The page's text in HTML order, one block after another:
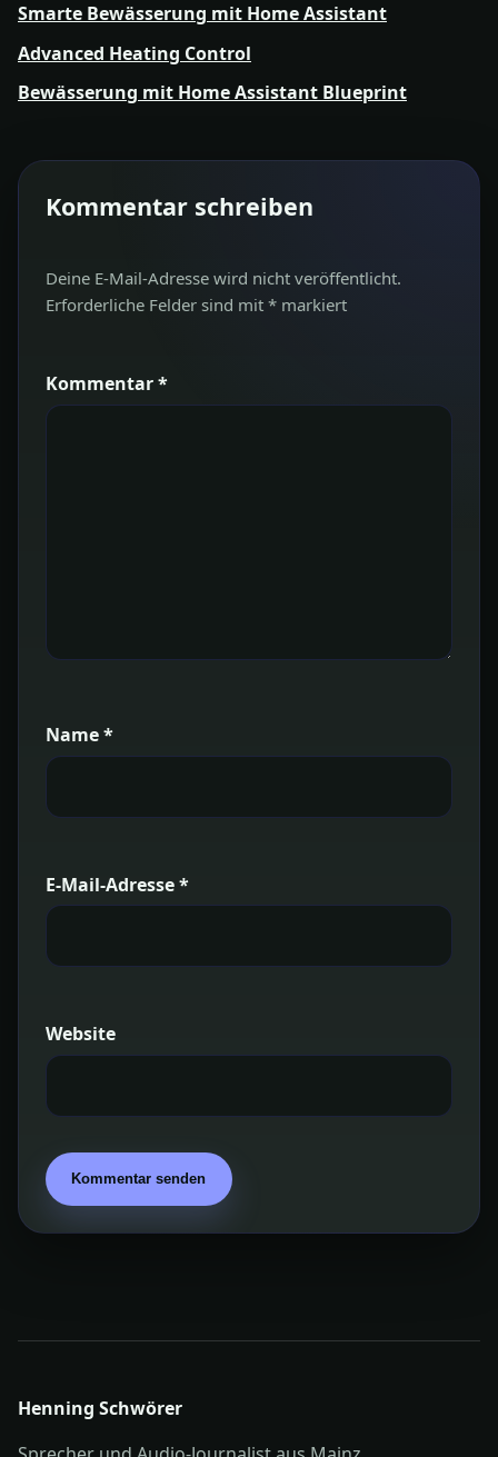
Smarte Bewässerung mit Home Assistant
Advanced Heating Control
Bewässerung mit Home Assistant Blueprint
Kommentar schreiben
Deine E-Mail-Adresse wird nicht veröffentlicht.
Erforderliche Felder sind mit * markiert
Kommentar*
Name*
E-Mail-Adresse*
Website
Henning Schwörer